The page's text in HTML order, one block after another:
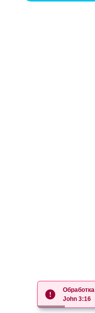
Обработка
John 3:16